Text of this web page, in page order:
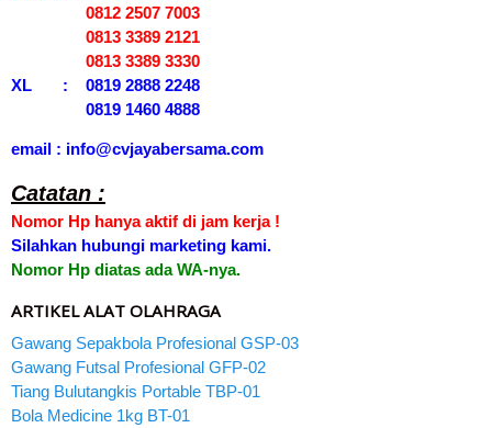
0812 2507 7003
0813 3389 2121
0813 3389 3330
XL : 0819 2888 2248
0819 1460 4888
email : info@cvjayabersama.com
Catatan :
Nomor Hp hanya aktif di jam kerja !
Silahkan hubungi marketing kami.
Nomor Hp diatas ada WA-nya.
ARTIKEL ALAT OLAHRAGA
Gawang Sepakbola Profesional GSP-03
Gawang Futsal Profesional GFP-02
Tiang Bulutangkis Portable TBP-01
Bola Medicine 1kg BT-01